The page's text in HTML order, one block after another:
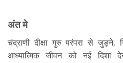
अंत मे
चंद्राणी दीक्षा गुरु परंपरा से जुड़ने,
आध्यात्मिक जीवन को नई दिशा